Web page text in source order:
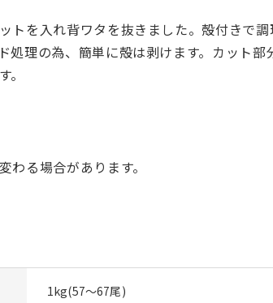
トを入れ背ワタを抜きました。殻付きで
処理の為、簡単に殻は剥けます。カット
わる場合があります。
1kg(57～67尾)